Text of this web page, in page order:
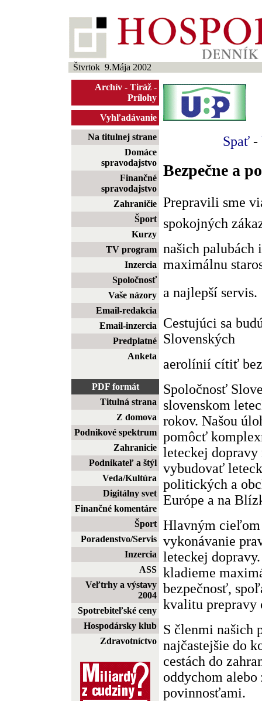
Štvrtok 9.Mája 2002
Archív - Tiráž -
Prílohy
Vyhľadávanie
Na titulnej strane
Domáce
spravodajstvo
Finančné
spravodajstvo
Zahraničie
Šport
Kurzy
TV program
Inzercia
Spoločnosť
Vaše názory
Email-redakcia
Email-inzercia
Predplatné
Anketa
PDF formát
Titulná strana
Z domova
Podnikové spektrum
Zahranicie
Podnikateľ a štýl
Veda/Kultúra
Digitálny svet
Finančné komentáre
Šport
Poradenstvo/Servis
Inzercia
ASS
Veľtrhy a výstavy
2004
Spotrebiteľské ceny
Hospodársky klub
Zdravotníctvo
Spať -
Bezpečne a
Prepravili sme
spokojných
našich
maximálnu
a najlepší servis.
Cestujúci sa
Slovenských
aerolínií cítiť
Spoločnosť
slovenskom
rokov. Našou
pomôcť
leteckej dopravy
vybudovať
politických a
Európe a na
Hlavným
vykonávanie
leteckej
kladieme
bezpečnosť,
kvalitu prepravy
S členmi našich
najčastejšie do
cestách do
oddychom
povinnosťami.